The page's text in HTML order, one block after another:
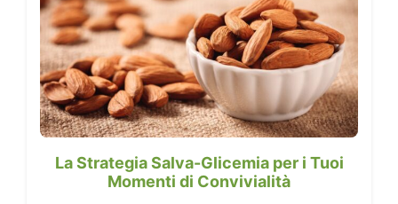
La Strategia Salva-Glicemia per i Tuoi
Momenti di Convivialità